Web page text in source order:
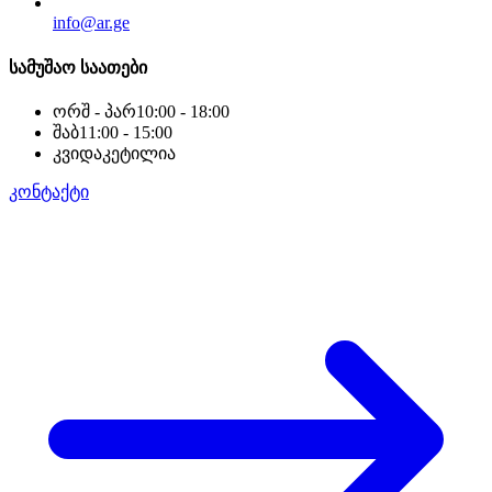
info@ar.ge
სამუშაო საათები
ორშ - პარ10:00 - 18:00
შაბ11:00 - 15:00
კვიდაკეტილია
კონტაქტი